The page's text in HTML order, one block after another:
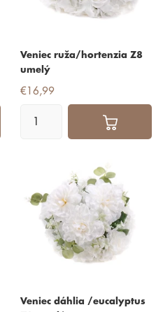
Veniec ruža/hortenzia Z8
umelý
€16,99
Veniec dáhlia /eucalyptus